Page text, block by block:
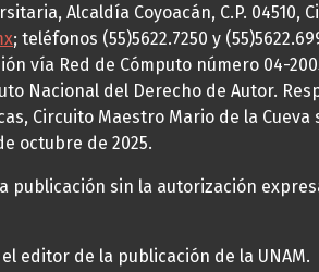
Alcaldía Coyoacán, C.P. 04510,
; teléfonos (55)5622.7250 y
vía Red de Cómputo número 04-
Nacional del Derecho de Autor.
Circuito Maestro Mario de la
octubre de 2025.
sin la autorización
editor de la publicación de la UNAM.